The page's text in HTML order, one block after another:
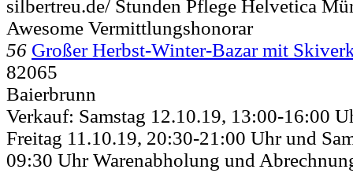
silbertreu.de/ Stunden Pflege Helvetica
Awesome Vermittlungshonorar
56 Großer Herbst-Winter-Bazar mit
82065
Baierbrunn
Verkauf: Samstag 12.10.19, 13:00-16:00
Freitag 11.10.19, 20:30-21:00 Uhr und
09:30 Uhr Warenabholung und